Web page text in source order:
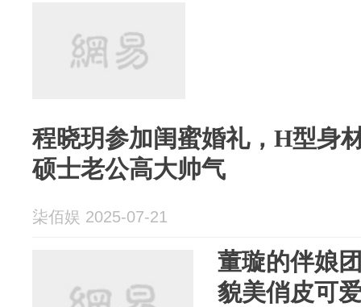
程晓玥参加闺蜜婚礼，H型身
硕士老公高大帅气
柒佰娱 2025-07-21
董璇的伴娘
貌美俏皮可